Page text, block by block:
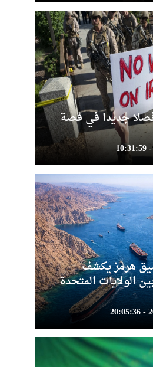
جديدا في قصة
هرمز يكشف
الولايات المتحدة